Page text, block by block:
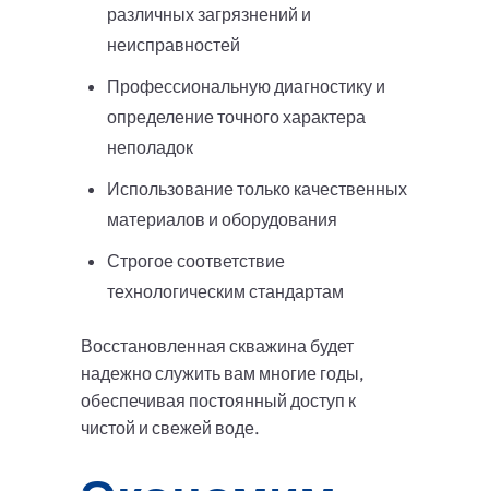
различных загрязнений и
неисправностей
Профессиональную диагностику и
определение точного характера
неполадок
Использование только качественных
материалов и оборудования
Строгое соответствие
технологическим стандартам
Восстановленная скважина будет
надежно служить вам многие годы,
обеспечивая постоянный доступ к
чистой и свежей воде.